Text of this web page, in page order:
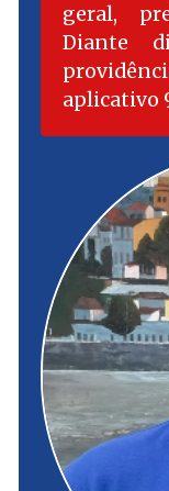
geral,
Diante
aplicativo